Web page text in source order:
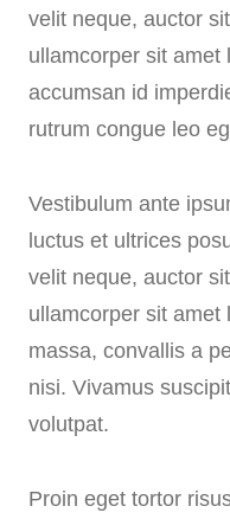
velit neque, auctor
ullamcorper sit amet
accumsan id
rutrum congue leo
Vestibulum ante
luctus et ultrices
velit neque, auctor
ullamcorper sit amet
massa, convallis a
nisi. Vivamus
volutpat.
Proin eget tortor